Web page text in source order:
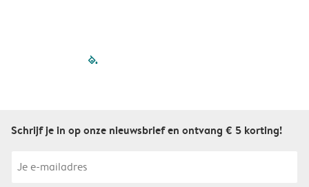
filled-pagination
Schrijf je in op onze nieuwsbrief en ontvang € 5 korting!